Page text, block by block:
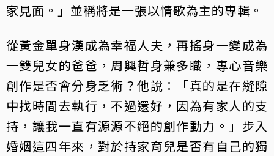
家見面。」並稱將是一張以情歌為主的專輯。
從黃金單身漢成為幸福人夫，再搖身一變成為
一雙兒女的爸爸，周興哲身兼多職，專心音樂
創作是否會分身乏術？他說：「真的是在縫隙
中找時間去執行，不過還好，因為有家人的支
持，讓我一直有源源不絕的創作動力。」步入
婚姻這四年來，對於持家育兒是否有自己的獨